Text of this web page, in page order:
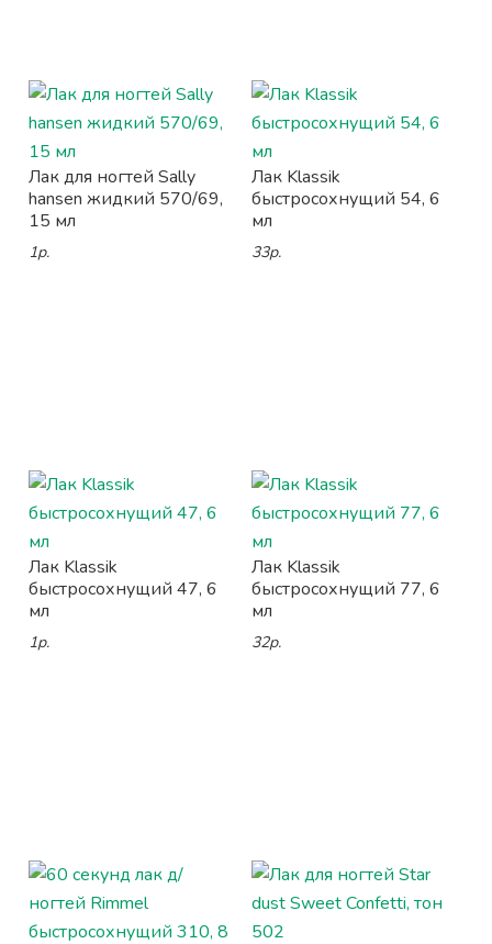
Лак для ногтей Sally
hansen жидкий 570/69,
15 мл
1р.
Лак Klassik
быстросохнущий 54, 6
мл
33р.
Лак Klassik
быстросохнущий 47, 6
мл
1р.
Лак Klassik
быстросохнущий 77, 6
мл
32р.